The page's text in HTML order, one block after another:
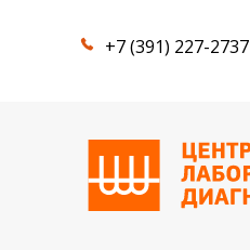
+7 (391) 227-2737